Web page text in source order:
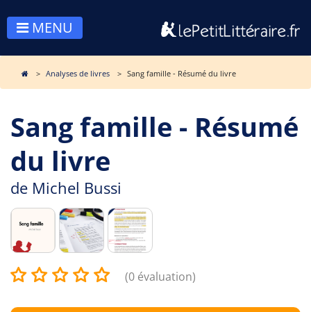
MENU
Analyses de livres Sang famille - Résumé du livre
Sang famille - Résumé
du livre
de Michel Bussi
(0 évaluation)